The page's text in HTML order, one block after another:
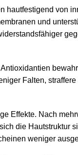
hautfestigend von
und
Falten,
Effekte. Nach
die Hautstruktur
weniger